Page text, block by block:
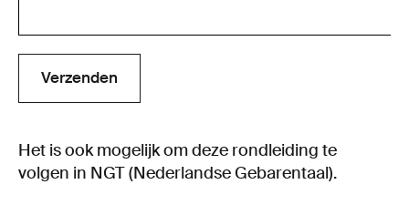
Verzenden
Verzenden
Het is ook mogelijk om deze rondleiding te
volgen in NGT (Nederlandse Gebarentaal).